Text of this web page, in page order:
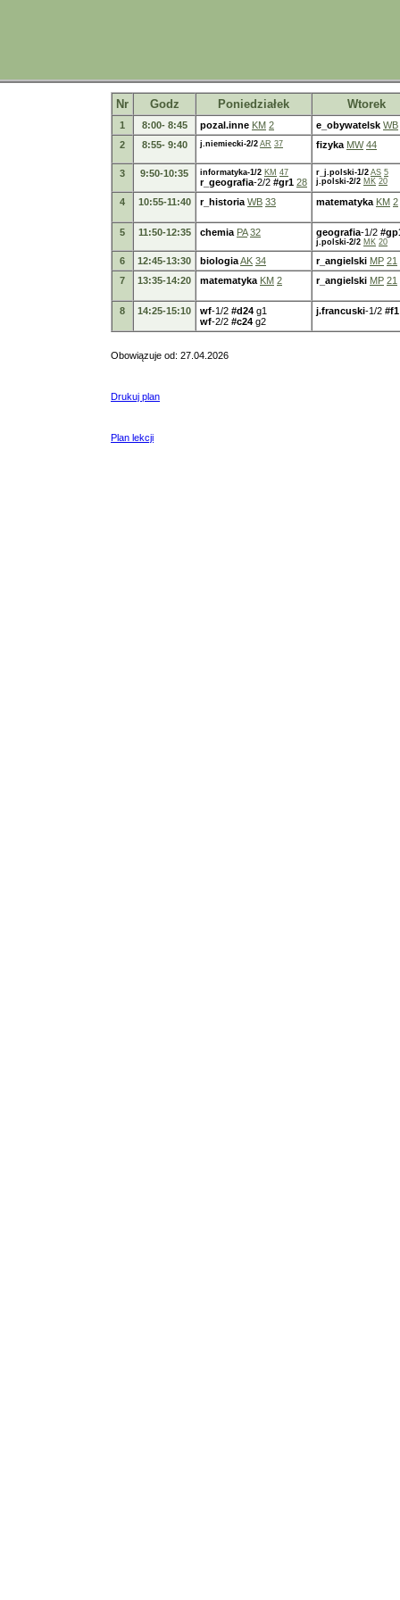
Nr Godz Poniedziałek Wtorek
1 8:00- 8:45 pozal.inne KM 2 e_obywatelsk WB
2
8:55- 9:40 j.niemiecki-2/2 AR 37 fizyka MW 44
3 9:50-10:35 informatyka-1/2 KM 47
r_geografia-2/2 #gr1 28
r_j.polski-1/2 AS 5
j.polski-2/2 MK 20
4 10:55-11:40 r_historia WB 33 matematyka KM 2
5 11:50-12:35 chemia PA 32 geografia-1/2
j.polski-2/2 MK 20
6 12:45-13:30 biologiaAK 34 r_angielski MP 21
7
13:35-14:20 matematyka KM 2 r_angielski MP 21
8 14:25-15:10 wf-1/2 #d24 g1
wf-2/2 #c24 g2
j.francuski-1/2 #f1
Obowiązuje od: 27.04.2026
Drukuj plan
Plan lekcji